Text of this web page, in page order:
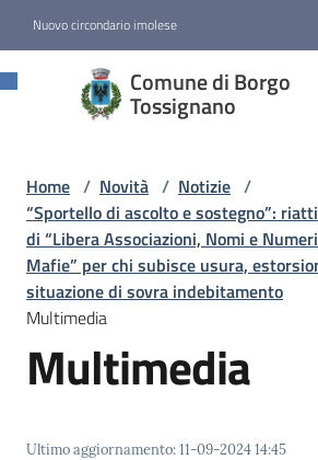
Nuovo circondario imolese
Comune di Borgo
Tossignano
Comune di
Borgo
Amministrazione
Novità
Menu selezionato
Servizi
Vivere
Home / Novità / Notizie /
“Sportello di ascolto e sostegno”:
di “Libera Associazioni, Nomi e
Mafie” per chi subisce usura,
situazione di sovra indebitamento
Multimedia
Multimedia
Ultimo aggiornamento:11-09-2024 14:45